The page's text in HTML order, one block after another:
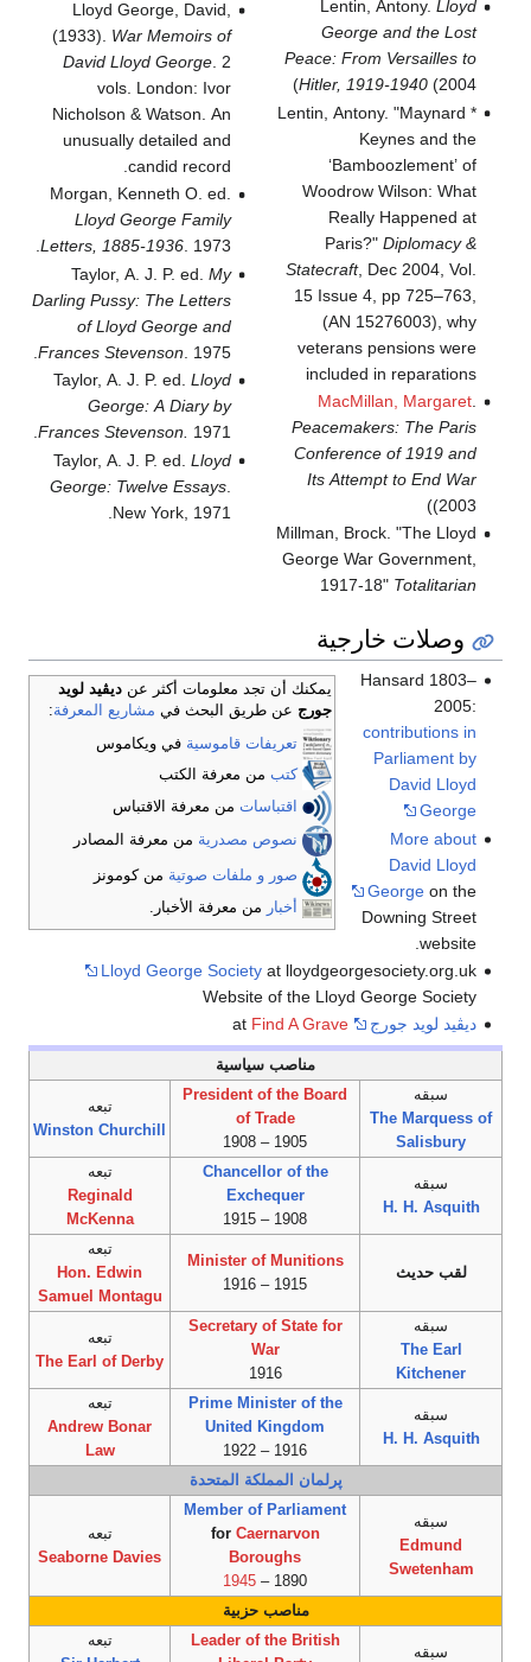
Lentin, Antony. Lloyd
George and the Lost
Peace: From Versailles to
Hitler, 1919-1940(2004)
* Lentin, Antony. "Maynard
Keynes and the
‘Bamboozlement’ of
Woodrow Wilson: What
Really Happened at
Paris?" Diplomacy &
Statecraft, Dec 2004, Vol.
15 Issue 4, pp 725–763,
(AN 15276003), why
veterans pensions were
included in reparations
MacMillan, Margaret.
Peacemakers: The Paris
Conference of 1919 and
Its Attempt to End War
(2003)
Millman, Brock. "The Lloyd
George War Government,
1917-18" Totalitarian
Lloyd George, David,
(1933). War Memoirs of
David Lloyd George. 2
vols. London: Ivor
Nicholson & Watson. An
unusually detailed and
candid record.
Morgan, Kenneth O. ed.
Lloyd George Family
Letters, 1885-1936. 1973.
Taylor, A. J. P. ed. My
Darling Pussy: The Letters
of Lloyd George and
Frances Stevenson . 1975.
Taylor, A. J. P. ed. Lloyd
George: A Diary by
Frances Stevenson. 1971.
Taylor, A. J. P. ed. Lloyd
George: Twelve Essays.
New York, 1971.
وصلات خارجية
يمكنك أن تجد معلومات أكثر عنديڤيد لويد
جورج عن طريق البحث في مشاريع المعرفة:
تعريفات قاموسية في ويكاموس
كتب من معرفة الكتب
اقتباسات من معرفة الاقتباس
نصوص مصدرية من معرفة المصادر
صور و ملفات صوتية من كومونز
أخبار
من معرفة الأخبار.
Hansard 1803–
2005:
contributions in
Parliament by
David Lloyd
George
More about
David Lloyd
Georgeon the
Downing Street
website.
Lloyd George Societyat lloydgeorgesociety.org.uk
Website of the Lloyd George Society
ديڤيد لويد جورج
at
Find A Grave
مناصب سياسية
سبقه
The Marquess of
Salisbury
President of the Board
of Trade
1905 – 1908
تبعه
Winston Churchill
سبقه
H. H. Asquith
Chancellor of the
Exchequer
1908 – 1915
تبعه
Reginald
McKenna
لقب حديث
Minister of Munitions
1915 – 1916
تبعه
Hon. Edwin
Samuel Montagu
سبقه
The Earl
Kitchener
Secretary of State for
War
1916
تبعه
The Earl of Derby
سبقه
H. H. Asquith
Prime Minister of the
United Kingdom
1916 – 1922
تبعه
Andrew Bonar
Law
پرلمان المملكة المتحدة
سبقه
Edmund
Swetenham
Member of Parliament
for Caernarvon
Boroughs
1890 –
1945
تبعه
Seaborne Davies
مناصب حزبية
سبقه
Leader of the British
تبعه